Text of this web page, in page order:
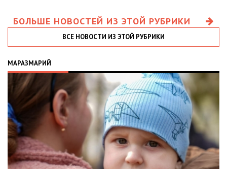
БОЛЬШЕ НОВОСТЕЙ ИЗ ЭТОЙ РУБРИКИ
ВСЕ НОВОСТИ ИЗ ЭТОЙ РУБРИКИ
МАРАЗМАРИЙ